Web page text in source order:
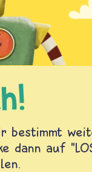
bestimmt
auf